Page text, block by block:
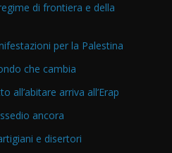
di frontiera e della
per la Palestina
che cambia
all’abitare arriva all’Erap
ancora
e disertori